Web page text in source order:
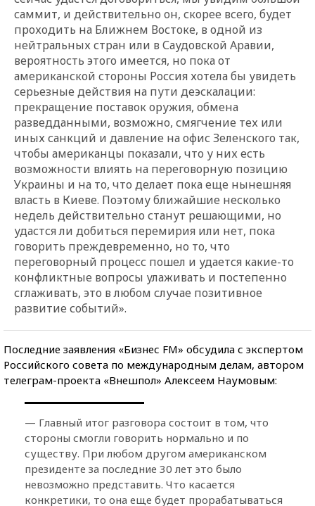
саммит, и действительно он, скорее всего, будет
проходить на Ближнем Востоке, в одной из
нейтральных стран или в Саудовской Аравии,
вероятность этого имеется, но пока от
американской стороны Россия хотела бы увидеть
серьезные действия на пути деэскалации:
прекращение поставок оружия, обмена
разведданными, возможно, смягчение тех или
иных санкций и давление на офис Зеленского так,
чтобы американцы показали, что у них есть
возможности влиять на переговорную позицию
Украины и на то, что делает пока еще нынешняя
власть в Киеве. Поэтому ближайшие несколько
недель действительно станут решающими, но
удастся ли добиться перемирия или нет, пока
говорить преждевременно, но то, что
переговорный процесс пошел и удается какие-то
конфликтные вопросы улаживать и постепенно
сглаживать, это в любом случае позитивное
развитие событий».
Последние заявления «Бизнес FM» обсудила с экспертом
Российского совета по международным делам, автором
телеграм-проекта «Внешпол» Алексеем Наумовым:
— Главный итог разговора состоит в том, что
стороны смогли говорить нормально и по
существу. При любом другом американском
президенте за последние 30 лет это было
невозможно представить. Что касается
конкретики, то она еще будет прорабатываться